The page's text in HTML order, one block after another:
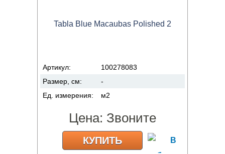
Tabla Blue Macaubas Polished 2
Артикул:
100278083
Размер, см:
-
Ед. измерения:
м2
Цена: Звоните
КУПИТЬ